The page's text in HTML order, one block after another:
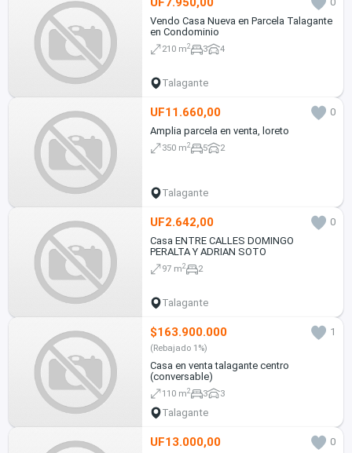
Vendo Casa Nueva en Parcela Talagante
en Condominio
210 m2 3 4
Talagante
UF11.660,00
0
Amplia parcela en venta, loreto
350 m2 5 2
Talagante
UF2.642,00
0
Casa ENTRE CALLES DOMINGO
PERALTA Y ADRIAN SOTO
97 m2 2
Talagante
$163.900.000 1
(Rebajado 1%)
Casa en venta talagante centro
(conversable)
110 m2 3 3
Talagante
UF13.000,00
0